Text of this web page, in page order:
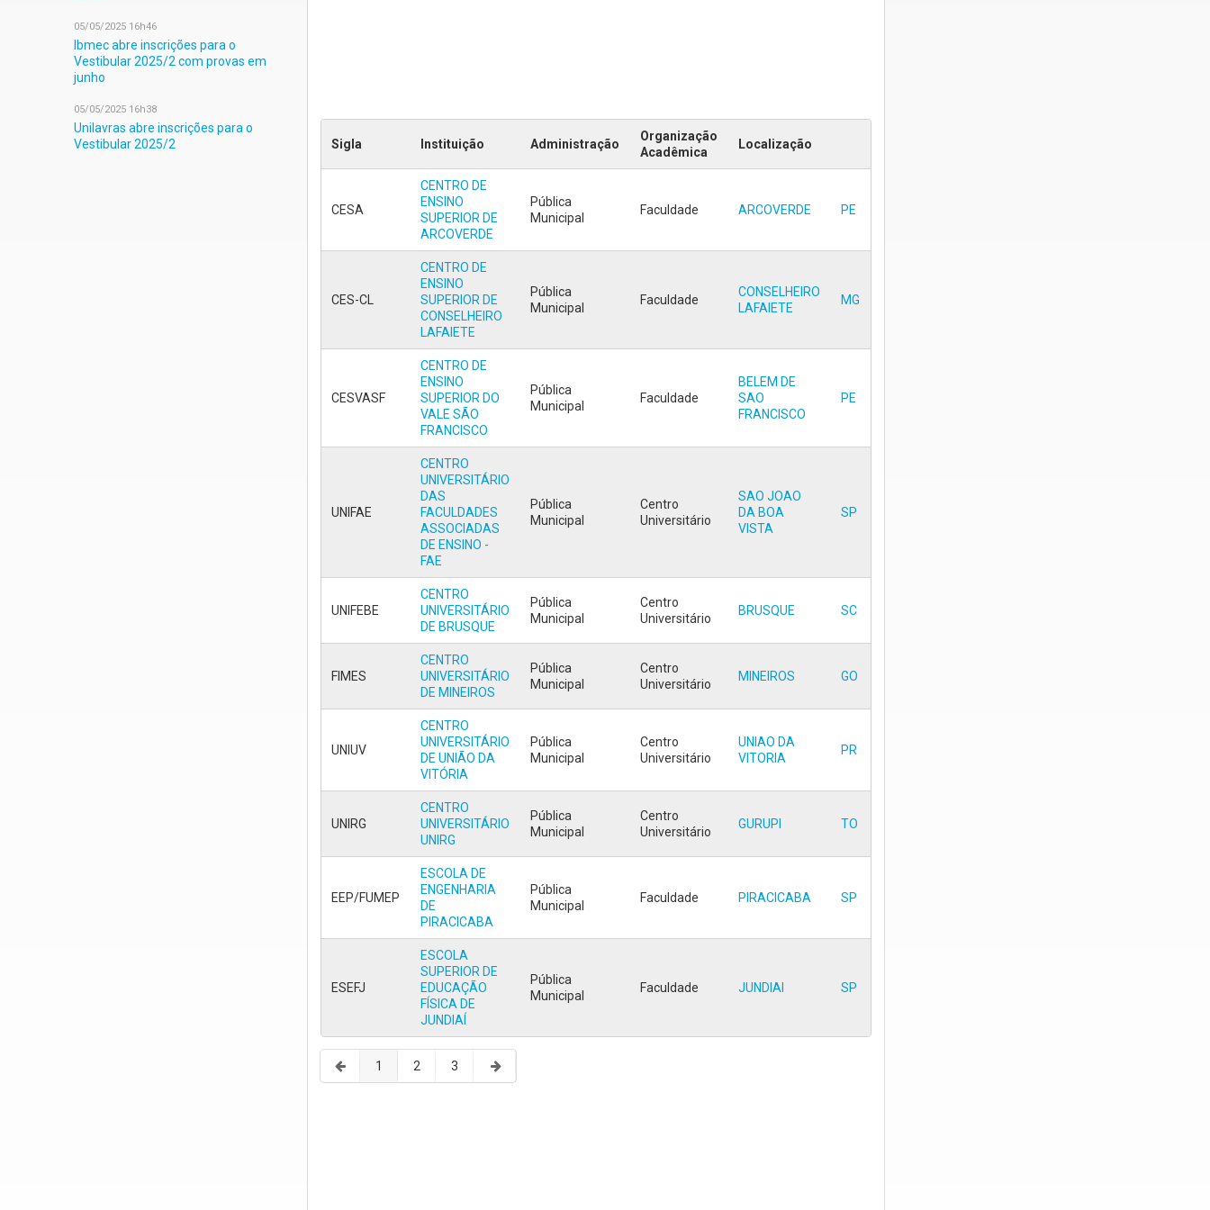
05/05/2025 16h46
Ibmec abre inscrições para o
Vestibular 2025/2 com provas em
junho
05/05/2025 16h38
Unilavras abre inscrições para o
Vestibular 2025/2
Sigla Instituição Administração
Organização
Acadêmica
Localização
CESA
CENTRO DE
ENSINO
SUPERIOR DE
ARCOVERDE
Pública
Municipal
Faculdade ARCOVERDE PE
CES-CL
CENTRO DE
ENSINO
SUPERIOR DE
CONSELHEIRO
LAFAIETE
Pública
Municipal
Faculdade
CONSELHEIRO
LAFAIETE
MG
CESVASF
CENTRO DE
ENSINO
SUPERIOR DO
VALE SÃO
FRANCISCO
Pública
Municipal
Faculdade
BELEM DE
SAO
FRANCISCO
PE
UNIFAE
CENTRO
UNIVERSITÁRIO
DAS
FACULDADES
ASSOCIADAS
DE ENSINO -
FAE
Pública
Municipal
Centro
Universitário
SAO JOAO
DA BOA
VISTA
SP
UNIFEBE
CENTRO
UNIVERSITÁRIO
DE BRUSQUE
Pública
Municipal
Centro
Universitário
BRUSQUE SC
FIMES
CENTRO
UNIVERSITÁRIO
DE MINEIROS
Pública
Municipal
Centro
Universitário
MINEIROS GO
UNIUV
CENTRO
UNIVERSITÁRIO
DE UNIÃO DA
VITÓRIA
Pública
Municipal
Centro
Universitário
UNIAO DA
VITORIA
PR
UNIRG
CENTRO
UNIVERSITÁRIO
UNIRG
Pública
Municipal
Centro
Universitário
GURUPI TO
EEP/FUMEP
ESCOLA DE
ENGENHARIA
DE
PIRACICABA
Pública
Municipal
Faculdade PIRACICABA SP
ESEFJ
ESCOLA
SUPERIOR DE
EDUCAÇÃO
FÍSICA DE
JUNDIAÍ
Pública
Municipal
Faculdade JUNDIAI SP
1 2 3